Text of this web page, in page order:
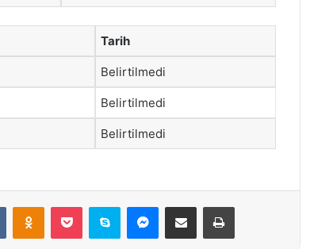
Tarih
Belirtilmedi
Belirtilmedi
Belirtilmedi
VKontakteOdnoklassniki
Pocket Skype Messenger
E-Posta ile paylaş Yazdır